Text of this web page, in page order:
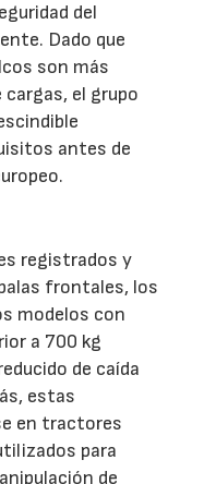
del
Dado que
son más
el grupo
antes de
registrados y
frontales, los
modelos con
a 700 kg
de caída
estas
en tractores
para
de